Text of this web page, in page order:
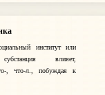
институт или
влияет,
, что‑л., побуждая к